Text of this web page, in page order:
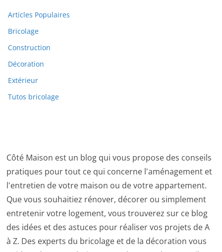
Articles Populaires
Bricolage
Construction
Décoration
Extérieur
Tutos bricolage
Côté Maison est un blog qui vous propose des conseils
pratiques pour tout ce qui concerne l'aménagement et
l'entretien de votre maison ou de votre appartement.
Que vous souhaitiez rénover, décorer ou simplement
entretenir votre logement, vous trouverez sur ce blog
des idées et des astuces pour réaliser vos projets de A
à Z. Des experts du bricolage et de la décoration vous